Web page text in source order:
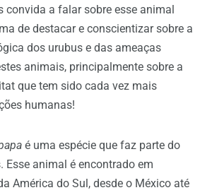
convida a falar sobre esse animal
de destacar e conscientizar sobre a
dos urubus e das ameaças
animais, principalmente sobre a
que tem sido cada vez mais
humanas!
é uma espécie que faz parte do
Esse animal é encontrado em
América do Sul, desde o México até